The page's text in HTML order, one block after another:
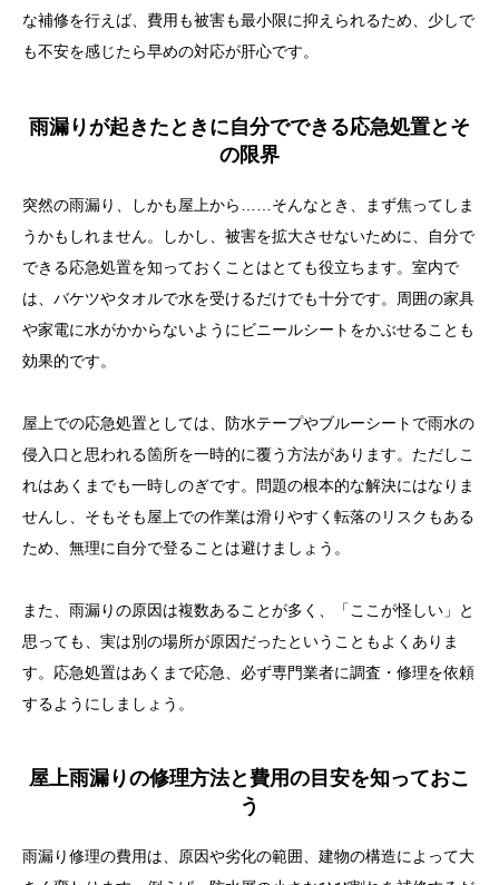
な補修を行えば、費用も被害も最小限に抑えられるため、少しで
も不安を感じたら早めの対応が肝心です。
雨漏りが起きたときに自分でできる応急処置とそ
の限界
突然の雨漏り、しかも屋上から……そんなとき、まず焦ってしま
うかもしれません。しかし、被害を拡大させないために、自分で
できる応急処置を知っておくことはとても役立ちます。室内で
は、バケツやタオルで水を受けるだけでも十分です。周囲の家具
や家電に水がかからないようにビニールシートをかぶせることも
効果的です。
屋上での応急処置としては、防水テープやブルーシートで雨水の
侵入口と思われる箇所を一時的に覆う方法があります。ただしこ
れはあくまでも一時しのぎです。問題の根本的な解決にはなりま
せんし、そもそも屋上での作業は滑りやすく転落のリスクもある
ため、無理に自分で登ることは避けましょう。
また、雨漏りの原因は複数あることが多く、「ここが怪しい」と
思っても、実は別の場所が原因だったということもよくありま
す。応急処置はあくまで応急、必ず専門業者に調査・修理を依頼
するようにしましょう。
屋上雨漏りの修理方法と費用の目安を知っておこ
う
雨漏り修理の費用は、原因や劣化の範囲、建物の構造によって大
目次
屋上の雨漏りはなぜ起こる？その構造的なリスク
屋上の雨漏り、主な原因とは？放っておくとどうなる
のか
界
業者選びで失敗しないために知っておくべきこと
雨漏りを予防するための定期メンテナンスと日常点検
まとめ：屋上の雨漏り対策は“気づく力”と“早めの行
動”がカギ